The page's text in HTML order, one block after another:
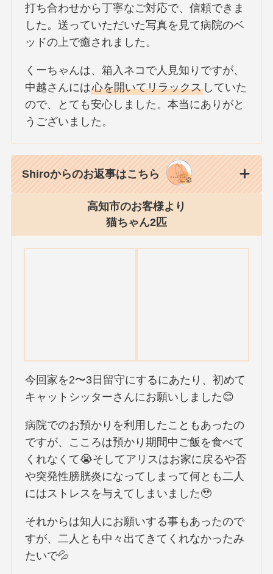
打ち合わせから丁寧なご対応で、信頼できま
した。送っていただいた写真を見て病院のベ
ッドの上で癒されました。
くーちゃんは、箱入ネコで人見知りですが、
中越さんには心を開いてリラックス していた
ので、とても安心しました。本当にありがと
うございました。
Shiroからのお返事はこちら
高知市のお客様より
猫ちゃん2匹
今回家を2〜3日留守にするにあたり、初めて
キャットシッターさんにお願いしました😊
病院でのお預かりを利用したこともあったの
ですが、こころは預かり期間中ご飯を食べて
くれなくて😭そしてアリスはお家に戻るや否
や突発性膀胱炎になってしまって何とも二人
にはストレスを与えてしまいました🥹
それからは知人にお願いする事もあったので
すが、二人とも中々出てきてくれなかったみ
たいで💦